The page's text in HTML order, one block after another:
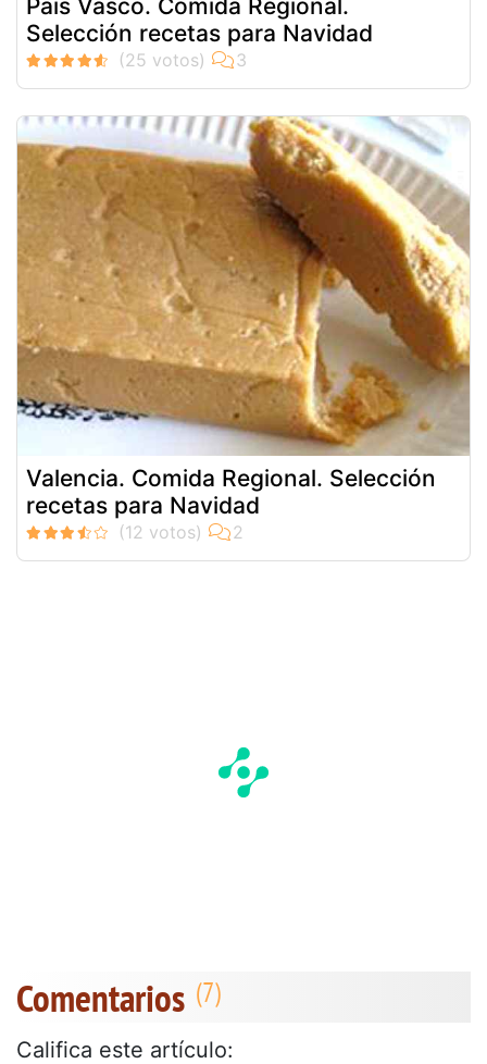
País Vasco. Comida Regional.
Selección recetas para Navidad
Valencia. Comida Regional. Selección
recetas para Navidad
Comentarios
Califica este artículo: